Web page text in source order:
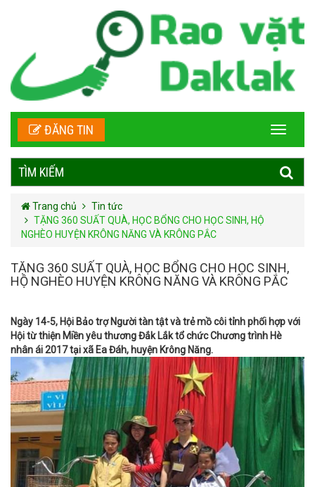
ĐĂNG TIN
TÌM KIẾM
Trang chủ
Tin tức
TẶNG 360 SUẤT QUÀ, HỌC BỔNG CHO HỌC SINH, HỘ
NGHÈO HUYỆN KRÔNG NĂNG VÀ KRÔNG PẮC
TẶNG 360 SUẤT QUÀ, HỌC BỔNG CHO HỌC SINH,
HỘ NGHÈO HUYỆN KRÔNG NĂNG VÀ KRÔNG PẮC
Ngày 14-5, Hội Bảo trợ Người tàn tật và trẻ mồ côi tỉnh phối hợp với
Hội từ thiện Miền yêu thương Đắk Lắk tổ chức Chương trình Hè
nhân ái 2017 tại xã Ea Đáh, huyện Krông Năng.